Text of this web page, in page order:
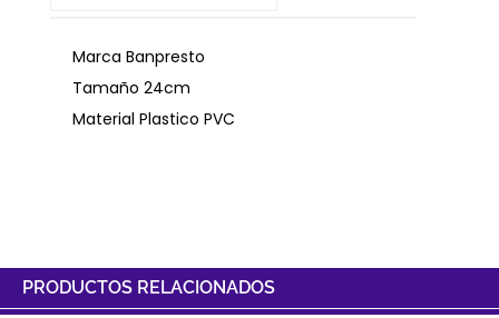
Marca Banpresto
Tamaño 24cm
Material Plastico PVC
PRODUCTOS RELACIONADOS